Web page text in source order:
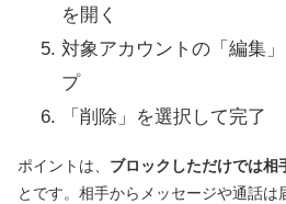
を開く
対象アカウントの「編集
プ
「削除」を選択して完了
ポイントは、 ブロックしただけでは相
とです。相手からメッセージや通話は